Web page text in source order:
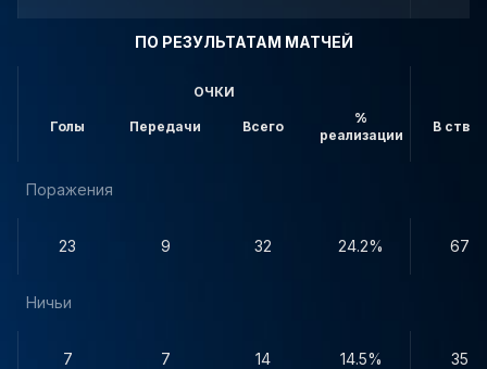
ПО РЕЗУЛЬТАТАМ МАТЧЕЙ
ОЧКИ
Голы Передачи Всего
%
реализации
В створ
Поражения
23 9 32 24.2% 67
Ничьи
7 7 14 14.5% 35